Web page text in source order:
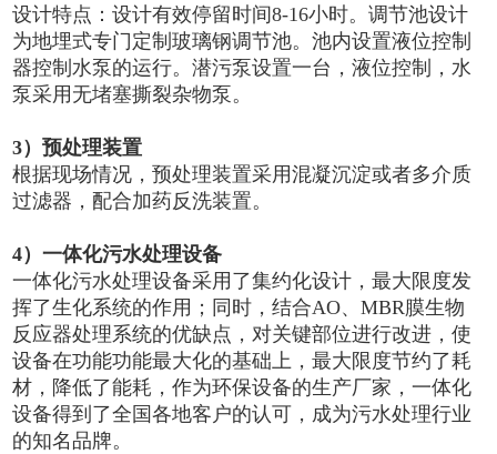
设计特点：设计有效停留时间8-16小时。调节池设计
为地埋式专门定制玻璃钢调节池。池内设置液位控制
器控制水泵的运行。潜污泵设置一台，液位控制，水
泵采用无堵塞撕裂杂物泵。
3）预处理装置
根据现场情况，预处理装置采用混凝沉淀或者多介质
过滤器，配合加药反洗装置。
4）一体化污水处理设备
一体化污水处理设备采用了集约化设计，最大限度发
挥了生化系统的作用；同时，结合AO、MBR膜生物
反应器处理系统的优缺点，对关键部位进行改进，使
设备在功能功能最大化的基础上，最大限度节约了耗
材，降低了能耗，作为环保设备的生产厂家，一体化
设备得到了全国各地客户的认可，成为污水处理行业
的知名品牌。